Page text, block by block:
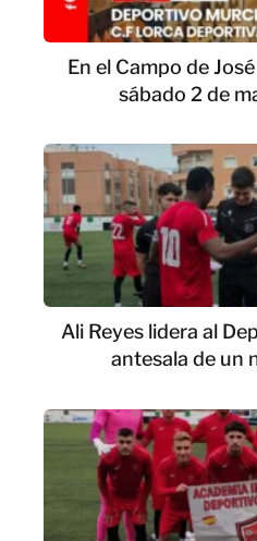
En el Campo de
sábado 2 de
Ali Reyes lidera al
antesala de un